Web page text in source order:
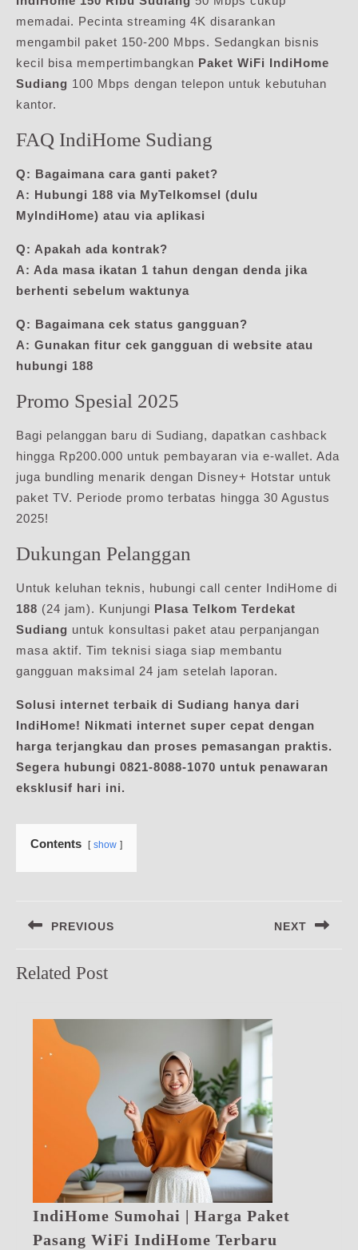
memadai. Pecinta streaming 4K disarankan
mengambil paket 150-200 Mbps. Sedangkan bisnis
kecil bisa mempertimbangkan Paket WiFi IndiHome
Sudiang 100 Mbps dengan telepon untuk kebutuhan
kantor.
FAQ IndiHome Sudiang
Q: Bagaimana cara ganti paket?
A: Hubungi 188 via MyTelkomsel (dulu
MyIndiHome) atau via aplikasi
Q: Apakah ada kontrak?
A: Ada masa ikatan 1 tahun dengan denda jika
berhenti sebelum waktunya
Q: Bagaimana cek status gangguan?
A: Gunakan fitur cek gangguan di website atau
hubungi 188
Promo Spesial 2025
Bagi pelanggan baru di Sudiang, dapatkan cashback
hingga Rp200.000 untuk pembayaran via e-wallet. Ada
juga bundling menarik dengan Disney+ Hotstar untuk
paket TV. Periode promo terbatas hingga 30 Agustus
2025!
Dukungan Pelanggan
Untuk keluhan teknis, hubungi call center IndiHome di
188 (24 jam). Kunjungi Plasa Telkom Terdekat
Sudiang untuk konsultasi paket atau perpanjangan
masa aktif. Tim teknisi siaga siap membantu
gangguan maksimal 24 jam setelah laporan.
Solusi internet terbaik di Sudiang hanya dari
IndiHome! Nikmati internet super cepat dengan
harga terjangkau dan proses pemasangan praktis.
Segera hubungi 0821-8088-1070 untuk penawaran
eksklusif hari ini.
Contents show
pos
PREVIOUS
post:
NEXT
Related Post
IndiHome Sumohai | Harga Paket
Pasang WiFi IndiHome Terbaru